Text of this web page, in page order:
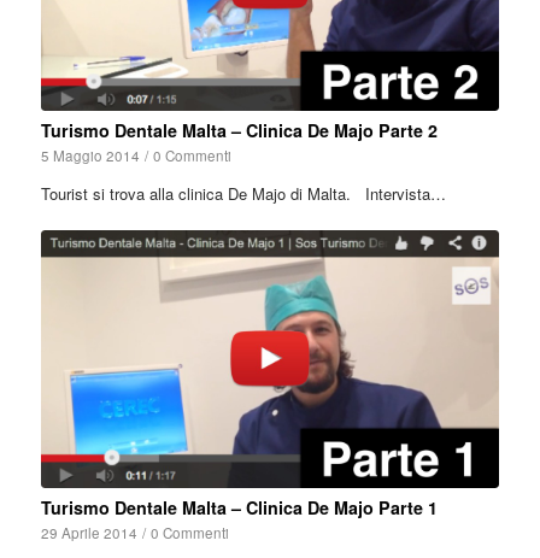
Turismo Dentale Malta – Clinica De Majo Parte 2
5 Maggio 2014 / 0 Commenti
Tourist si trova alla clinica De Majo di Malta. Intervista…
Turismo Dentale Malta – Clinica De Majo Parte 1
29 Aprile 2014 / 0 Commenti